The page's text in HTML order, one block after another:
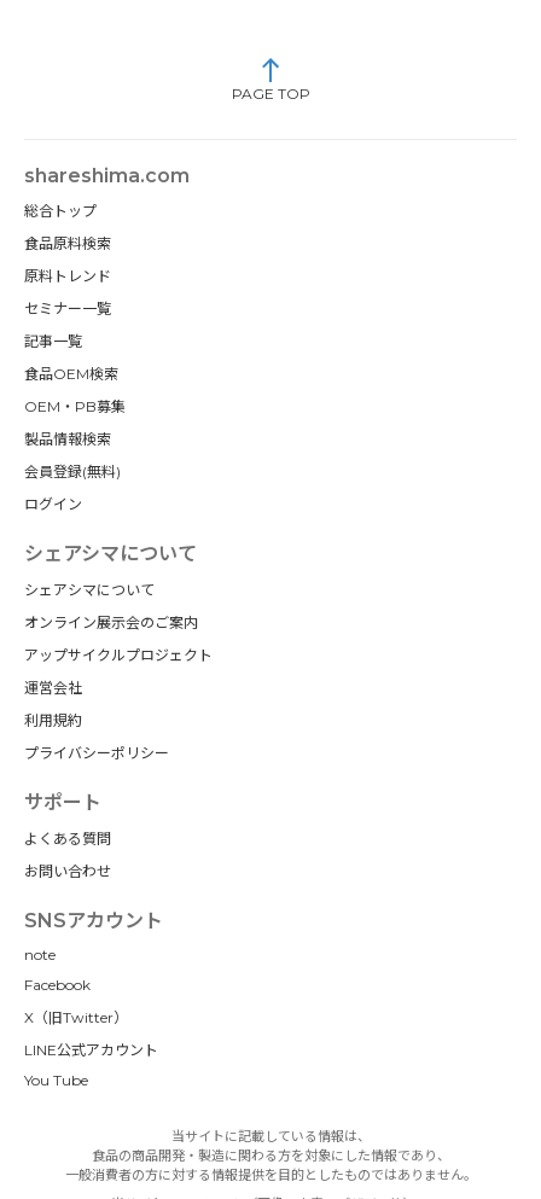
PAGE TOP
shareshima.com
総合トップ
食品原料検索
原料トレンド
セミナー一覧
記事一覧
食品OEM検索
OEM・PB募集
製品情報検索
会員登録(無料)
ログイン
シェアシマについて
シェアシマについて
オンライン展示会のご案内
アップサイクルプロジェクト
運営会社
利用規約
プライバシーポリシー
サポート
よくある質問
お問い合わせ
SNSアカウント
note
Facebook
X（旧Twitter）
LINE公式アカウント
You Tube
当サイトに記載している情報は、
食品の商品開発・製造に関わる方を対象にした情報であり、
一般消費者の方に対する情報提供を目的としたものではありません。